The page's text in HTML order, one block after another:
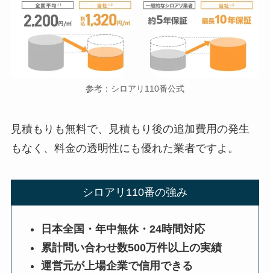
参考：シロアリ110番公式
見積もりも無料で、見積もり後の追加費用の発生
もなく、料金の透明性にも優れた業者ですよ。
シロアリ110番の強み
日本全国・年中無休・24時間対応
累計問い合わせ数500万件以上の実績
運営元が上場企業で信用できる